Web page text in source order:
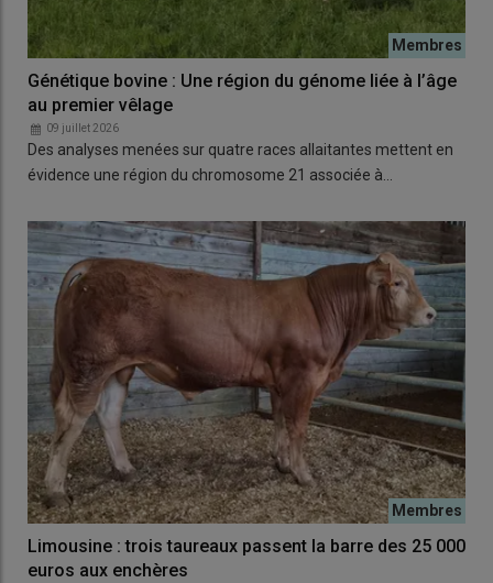
Génétique bovine : Une région du génome liée à l’âge
au premier vêlage
09 juillet 2026
Des analyses menées sur quatre races allaitantes mettent en
évidence une région du chromosome 21 associée à…
Limousine : trois taureaux passent la barre des 25 000
euros aux enchères